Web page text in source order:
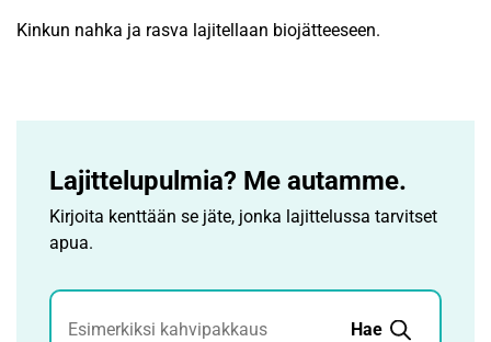
Kinkun nahka ja rasva lajitellaan biojätteeseen.
Lajittelupulmia? Me autamme.
Kirjoita kenttään se jäte, jonka lajittelussa tarvitset
apua.
Jätehaku
Hae